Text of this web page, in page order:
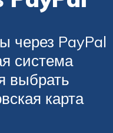
через PayPal
система
выбрать
карта